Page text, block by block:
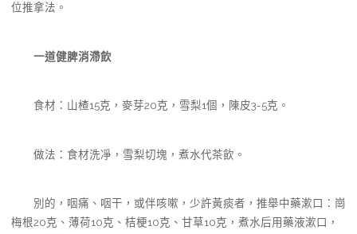
位推拿法。
一道健脾消滯飲
食材：山楂15克，麥芽20克，雪梨1個，陳皮3-5克。
做法：食材洗凈，雪梨切塊，煮水代茶飲。
別的，咽痛、咽干，或伴咳嗽，少許黃痰者，推舉中藥漱口：崗
梅根20克、薄荷10克、桔梗10克、甘草10克，煮水后用藥液漱口，